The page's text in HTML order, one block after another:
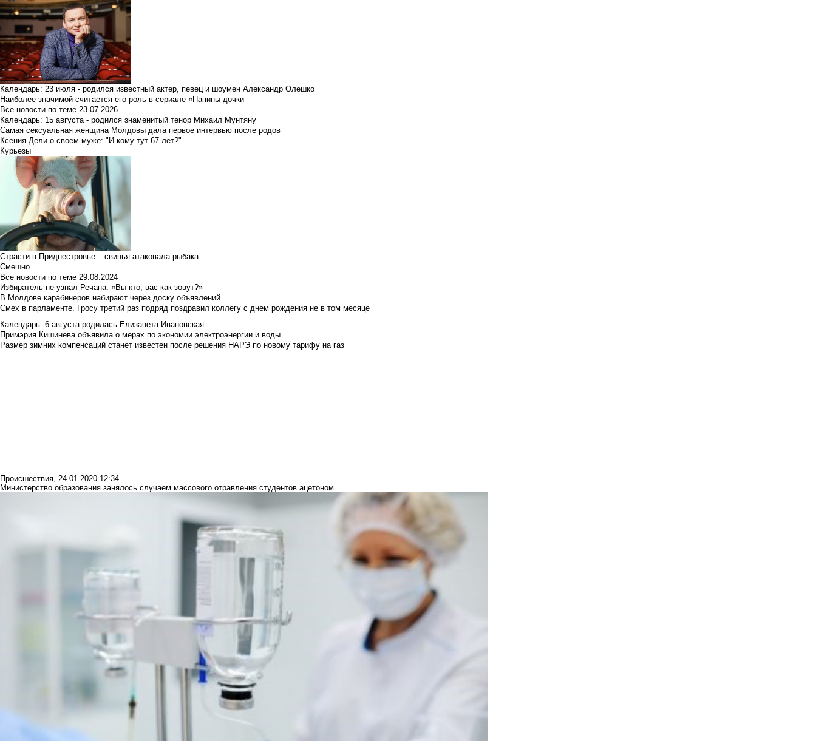
Календарь: 23 июля - родился известный актер, певец и шоумен Александр Олешко
Наиболее значимой считается его роль в сериале «Папины дочки
Все новости по теме 23.07.2026
Календарь: 15 августа - родился знаменитый тенор Михаил Мунтяну
Самая сексуальная женщина Молдовы дала первое интервью после родов
Ксения Дели о своем муже: "И кому тут 67 лет?"
Курьезы
Страсти в Приднестровье – свинья атаковала рыбака
Смешно
Все новости по теме 29.08.2024
Избиратель не узнал Речана: «Вы кто, вас как зовут?»
В Молдове карабинеров набирают через доску объявлений
Смех в парламенте. Гросу третий раз подряд поздравил коллегу с днем рождения не в том месяце
Календарь: 6 августа родилась Елизавета Ивановская
Примэрия Кишинева объявила о мерах по экономии электроэнергии и воды
Размер зимних компенсаций станет известен после решения НАРЭ по новому тарифу на газ
Происшествия, 24.01.2020 12:34
Министерство образования занялось случаем массового отравления студентов ацетоном